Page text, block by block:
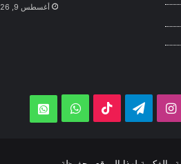
أغسطس 9, 2026
انستقرامتيلقرام ‫TikTokواتساب